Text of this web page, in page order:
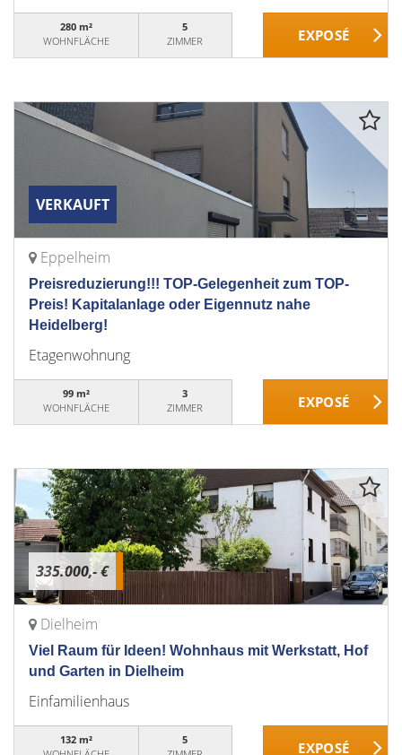
280 m²
WOHNFLÄCHE
5
ZIMMER
VERKAUFT
Eppelheim
Preisreduzierung!!! TOP-Gelegenheit zum TOP-
Preis! Kapitalanlage oder Eigennutz nahe
Heidelberg!
Etagenwohnung
99 m²
WOHNFLÄCHE
3
ZIMMER
335.000,- €
Dielheim
Viel Raum für Ideen! Wohnhaus mit Werkstatt, Hof
und Garten in Dielheim
Einfamilienhaus
132 m²
5